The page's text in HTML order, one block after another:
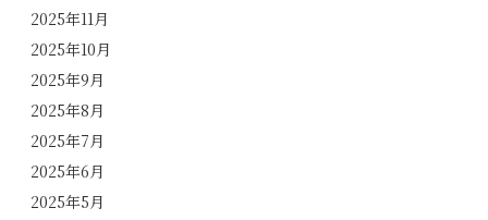
2025年11月
2025年10月
2025年9月
2025年8月
2025年7月
2025年6月
2025年5月